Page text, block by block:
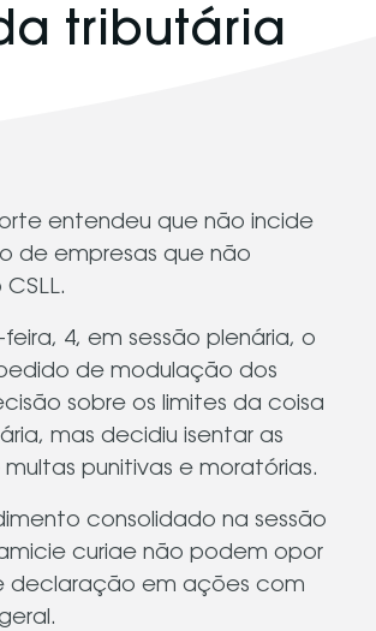
tributária
entendeu que não incide
de empresas que não
4, em sessão plenária, o
de modulação dos
sobre os limites da coisa
mas decidiu isentar as
punitivas e moratórias.
consolidado na sessão
curiae não podem opor
declaração em ações com